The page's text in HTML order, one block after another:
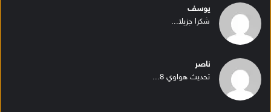
يوسف
شكرا جزيلا...
ناصر
تحديث هواوي 8...